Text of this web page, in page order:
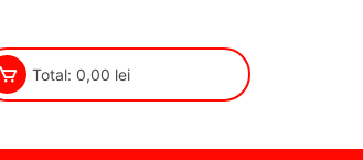
Total: 0,00 lei